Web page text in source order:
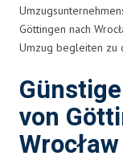
Göttingen nach
Umzug begleiten zu
von
Wrocław